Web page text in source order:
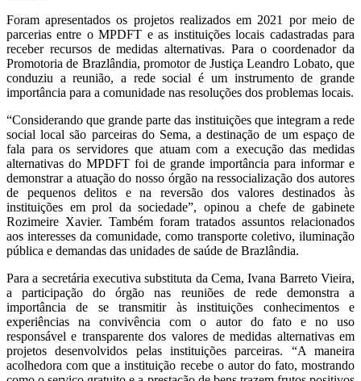
Foram apresentados os projetos realizados em 2021 por meio de
parcerias entre o MPDFT e as instituições locais cadastradas para
receber recursos de medidas alternativas. Para o coordenador da
Promotoria de Brazlândia, promotor de Justiça Leandro Lobato, que
conduziu a reunião, a rede social é um instrumento de grande
importância para a comunidade nas resoluções dos problemas locais.
“Considerando que grande parte das instituições que integram a rede
social local são parceiras do Sema, a destinação de um espaço de
fala para os servidores que atuam com a execução das medidas
alternativas do MPDFT foi de grande importância para informar e
demonstrar a atuação do nosso órgão na ressocialização dos autores
de pequenos delitos e na reversão dos valores destinados às
instituições em prol da sociedade”, opinou a chefe de gabinete
Rozimeire Xavier. Também foram tratados assuntos relacionados
aos interesses da comunidade, como transporte coletivo, iluminação
pública e demandas das unidades de saúde de Brazlândia.
Para a secretária executiva substituta da Cema, Ivana Barreto Vieira,
a participação do órgão nas reuniões de rede demonstra a
importância de se transmitir às instituições conhecimentos e
experiências na convivência com o autor do fato e no uso
responsável e transparente dos valores de medidas alternativas em
projetos desenvolvidos pelas instituições parceiras. “A maneira
acolhedora com que a instituição recebe o autor do fato, mostrando